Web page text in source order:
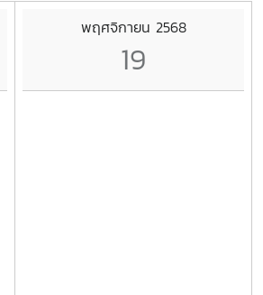
พฤศจิกายน 2568
19